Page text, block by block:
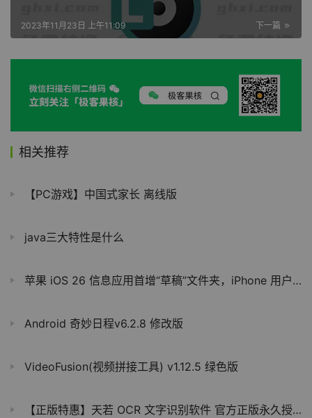
下一篇
2023年11月23日 上午11:09
相关推荐
【PC游戏】中国式家长 离线版
java三大特性是什么
苹果 iOS 26 信息应用首增“草稿”文件夹，iPhone 用户可快速找回未发消息
Android 奇妙日程v6.2.8 修改版
VideoFusion(视频拼接工具) v1.12.5 绿色版
【正版特惠】天若 OCR 文字识别软件 官方正版永久授权